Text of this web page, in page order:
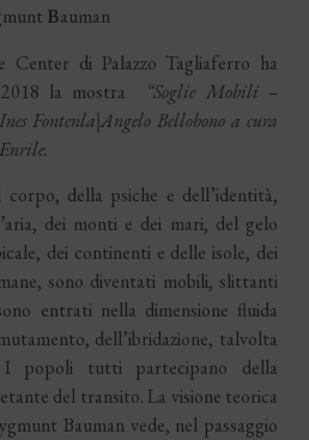
Bauman
di Palazzo Tagliaferro ha
la mostra “Soglie Mobili –
Fontenla|Angelo Bellobono a cura
della psiche e dell’identità,
dei monti e dei mari, del gelo
dei continenti e delle isole, dei
sono diventati mobili, slittanti
entrati nella dimensione fluida
dell’ibridazione, talvolta
I popoli tutti partecipano della
del transito. La visione teorica
Bauman vede, nel passaggio